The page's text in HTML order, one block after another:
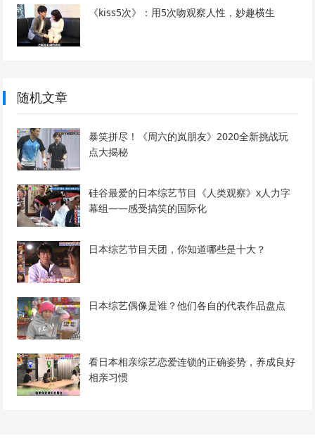
《kiss5次》：用5次吻观察人性，妙趣横生
随机文章
暴笑拼尽！《周六的岚朋友》2020全新挑战玩
点大揭秘
硅谷最爱的日本综艺节目《人类观察》x人力字
幕组——感受搞笑的国际化
日本综艺节目天团，你知道哪些是十大？
日本综艺偶像是谁？他们各自的代表作品盘点
看日本相亲综艺恋爱连锁的正确姿势，养成良好
相亲习惯